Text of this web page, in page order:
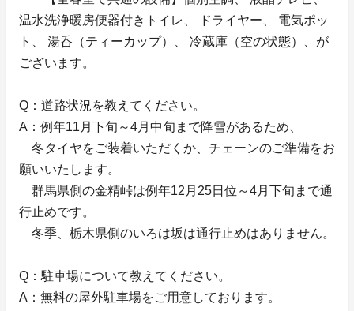
温水洗浄暖房便器付きトイレ、 ドライヤー、 電気ポッ
ト、 湯呑（ティーカップ）、 冷蔵庫（空の状態）、が
ございます。
Q：道路状況を教えてください。
A：例年11月下旬～4月中旬まで降雪があるため、
冬タイヤをご装着いただくか、チェーンのご準備をお
願いいたします。
群馬県側の金精峠は例年12月25日位～4月下旬まで通
行止めです。
冬季、栃木県側のいろは坂は通行止めはありません。
Q：駐車場について教えてください。
A：無料の屋外駐車場をご用意しております。